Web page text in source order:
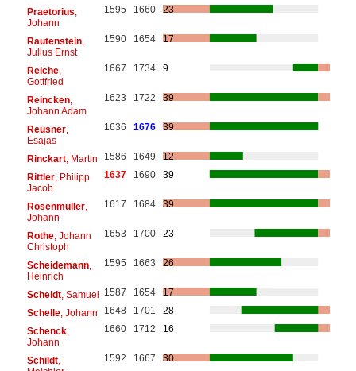
Praetorius
Johann
1595 1660 23
Rautenstein,
Julius Ernst
1590 1654 17
Reiche,
Gottfried
1667 1734 9
Reincken,
Johann Adam
1623 1722 39
Reusner,
Esajas
1636 1676 39
Rinckart, Martin 1586 1649
12
Rittler, Philipp
Jacob
1637 1690 39
Rosenmüller,
Johann
1617 1684 39
Rothe, Johann
Christoph
1653 1700 23
Scheidemann,
Heinrich
1595 1663 26
Scheidt, Samuel 1587 1654
17
Schelle, Johann 1648 1701
28
Schenck,
Johann
1660 1712 16
Schildt,
1592 1667 30